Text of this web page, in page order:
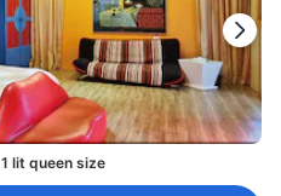
1 lit queen size